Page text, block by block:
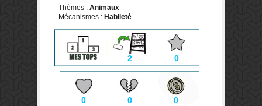
Thèmes : Animaux
Mécanismes : Habileté
2 0
0 0 0